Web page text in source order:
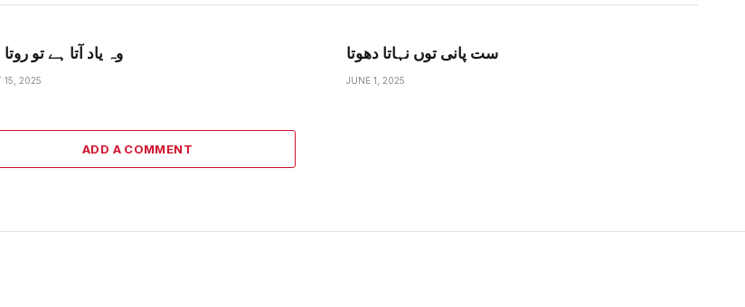
وہ یاد آتا ہے تو
15, 2025
ست پانی توں نہاتا دھوتا
JUNE 1, 2025
ADD A COMMENT